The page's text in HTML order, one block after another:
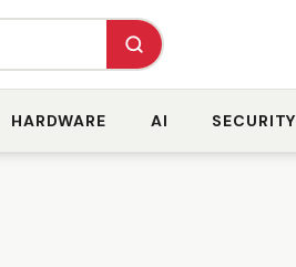
HARDWARE AI SECURITY